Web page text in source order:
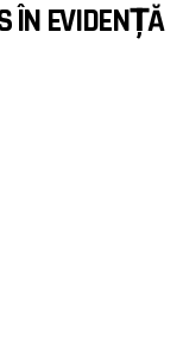
ÎN EVIDENȚĂ